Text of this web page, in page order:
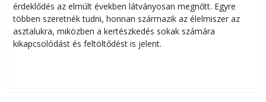
érdeklődés az elmúlt években látványosan megnőtt. Egyre
többen szeretnék tudni, honnan származik az élelmiszer az
asztalukra, miközben a kertészkedés sokak számára
kikapcsolódást és feltöltődést is jelent.